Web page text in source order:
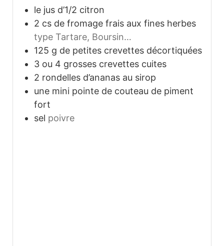
le jus d’1/2 citron
2 cs de fromage frais aux fines herbes
type Tartare, Boursin…
125 g de petites crevettes décortiquées
3 ou 4 grosses crevettes cuites
2 rondelles d’ananas au sirop
une mini pointe de couteau de piment
fort
sel poivre